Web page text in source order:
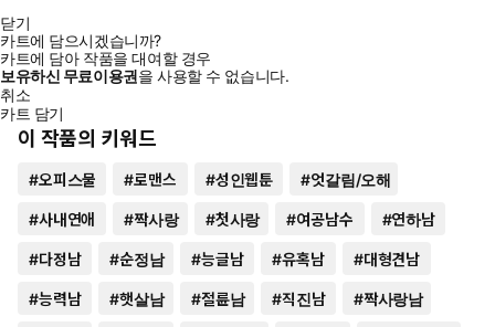
닫기
카트에 담으시겠습니까?
카트에 담아 작품을 대여할 경우
보유하신 무료이용권을 사용할 수 없습니다.
취소
카트 담기
이 작품의 키워드
#오피스물 #로맨스 #성인웹툰 #엇갈림/오해
#사내연애 #짝사랑 #첫사랑 #여공남수 #연하남
#다정남 #순정남 #능글남 #유혹남 #대형견남
#능력남 #햇살남 #절륜남 #직진남 #짝사랑남